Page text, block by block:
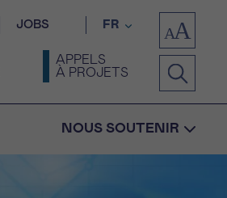
JOBS FR
APPELS
À PROJETS
NOUS SOUTENIR